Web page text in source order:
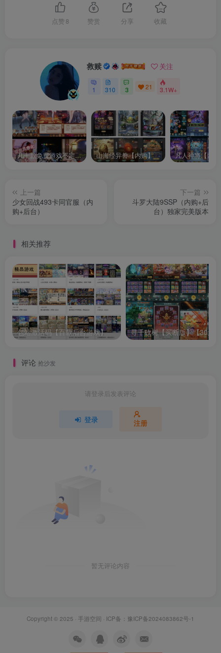
点赞 8 赞赏 分享 收藏
救赎 关注
1 310 3 21 3.1W+
几十款免费游戏不定时更新自行测试 山海经异兽【内购】 凡人神将【内
上一篇
少女回战493卡同官服（内
购+后台）
下一篇
斗罗大陆9SSP（内购+后
台）独家完美版本
相关推荐
包站激活码【百款后台游戏】
评论 抢沙发
请登录后发表评论
登录 注册
暂无评论内容
Copyright © 2025 · 手游空间 · ICP备： 豫ICP备2024083862号-1